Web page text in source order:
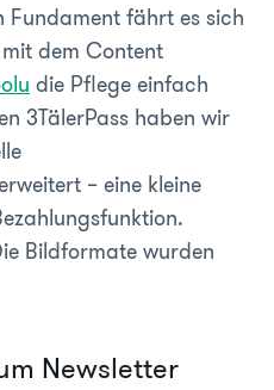
Fundament fährt es sich
dem Content
die Pflege einfach
3TälerPass haben wir
– eine kleine
Bildformate wurden
Newsletter